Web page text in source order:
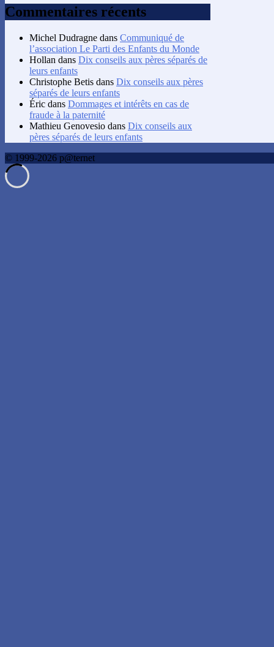
Commentaires récents
Michel Dudragne dans Communiqué de
l’association Le Parti des Enfants du Monde
Hollan dans Dix conseils aux pères séparés de
leurs enfants
Christophe Betis dans Dix conseils aux pères
séparés de leurs enfants
Éric dans Dommages et intérêts en cas de
fraude à la paternité
Mathieu Genovesio dans Dix conseils aux
pères séparés de leurs enfants
© 1999-2026 p@ternet